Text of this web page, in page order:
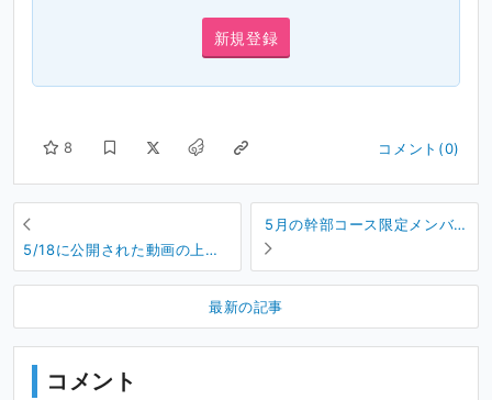
新規登録
8 コメント(0)
5/18に公開された動画の上位
メンバーシップ特典更新のお
5月の幹部コース限定メンバー
最新の記事
コメント